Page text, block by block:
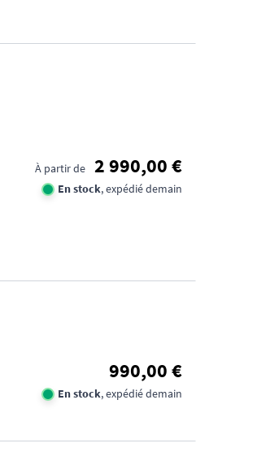
À partir de 2 990,00 €
En stock, expédié demain
990,00 €
En stock, expédié demain